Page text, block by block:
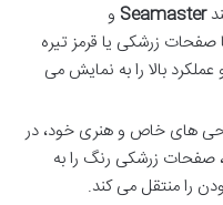
Seamaster و
زرشکی یا قرمز تیره
بالا را به نمایش می
های خاص و هنری خود، در
، صفحات زرشکی رنگ را به
را منتقل می کند.